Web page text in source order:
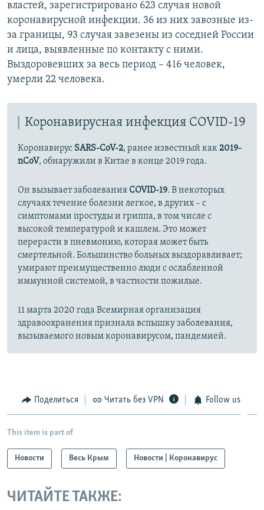
властей, зарегистрировано 623 случая новой
коронавирусной инфекции. 36 из них завозные из-
за границы, 93 случая завезены из соседней России
и лица, выявленные по контакту с ними.
Выздоровевших за весь период – 416 человек,
умерли 22 человека.
Коронавирусная инфекция COVID-19
Коронавирус SARS-CoV-2, ранее известный как2019-
nCoV, обнаружили в Китае в конце 2019 года.
Он вызывает заболеванияCOVID-19. В некоторых
случаях течение болезни легкое, в других – с
симптомами простуды и гриппа, в том числе с
высокой температурой и кашлем. Это может
перерасти в пневмонию, которая может быть
смертельной. Большинство больных выздоравливает;
умирают преимущественно люди с ослабленной
иммунной системой, в частности пожилые.
11 марта 2020 года Всемирная организация
здравоохранения признала вспышку заболевания,
вызываемого новым коронавирусом, пандемией.
Поделиться Читать без VPN Follow us
This item is part of
Новости Весь Крым Новости | Коронавирус
ЧИТАЙТЕ ТАКЖЕ: